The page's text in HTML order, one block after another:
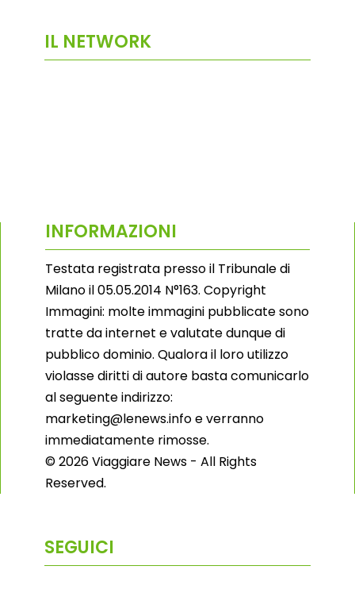
IL NETWORK
INFORMAZIONI
Testata registrata presso il Tribunale di
Milano il 05.05.2014 N°163. Copyright
Immagini: molte immagini pubblicate sono
tratte da internet e valutate dunque di
pubblico dominio. Qualora il loro utilizzo
violasse diritti di autore basta comunicarlo
al seguente indirizzo:
marketing@lenews.info e verranno
immediatamente rimosse.
© 2026 Viaggiare News - All Rights
Reserved.
SEGUICI